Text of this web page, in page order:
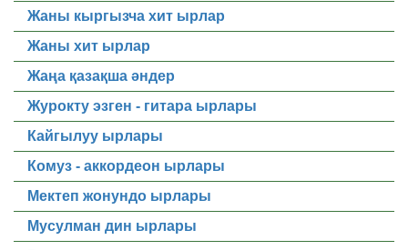
Жаны кыргызча хит ырлар
Жаны хит ырлар
Жаңа қазақша әндер
Журокту эзген - гитара ырлары
Кайгылуу ырлары
Комуз - аккордеон ырлары
Мектеп жонундо ырлары
Мусулман дин ырлары